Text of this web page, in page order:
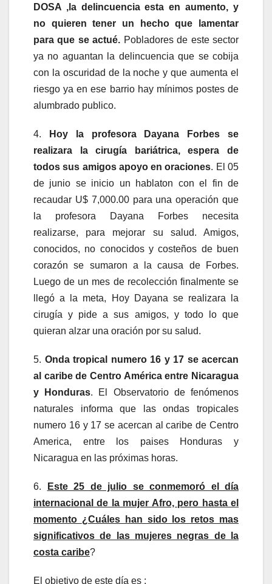
DOSA ,la delincuencia esta en aumento, y
no quieren tener un hecho que lamentar
para que se actué. Pobladores de este sector
ya no aguantan la delincuencia que se cobija
con la oscuridad de la noche y que aumenta el
riesgo ya en ese barrio hay mínimos postes de
alumbrado publico.
4.
Hoy la profesora Dayana Forbes se
realizara la cirugía bariátrica, espera de
todos sus amigos apoyo en oraciones. El 05
de junio se inicio un hablaton con el fin de
recaudar U$ 7,000.00 para una operación que
la profesora Dayana Forbes necesita
realizarse, para mejorar su salud. Amigos,
conocidos, no conocidos y costeños de buen
corazón se sumaron a la causa de Forbes.
Luego de un mes de recolección finalmente se
llegó a la meta, Hoy Dayana se realizara la
cirugía y pide a sus amigos, y todo lo que
quieran alzar una oración por su salud.
5. Onda tropical numero 16 y 17 se acercan
al caribe de Centro América entre Nicaragua
y Honduras. El Observatorio de fenómenos
naturales informa que las ondas tropicales
numero 16 y 17 se acercan al caribe de Centro
America, entre los paises Honduras y
Nicaragua en las próximas horas.
6.
Este 25 de julio se conmemoró el día
internacional de la mujer Afro, pero hasta el
momento ¿Cuáles han sido los retos mas
significativos de las mujeres negras de la
costa caribe?
El objetivo de este día es :